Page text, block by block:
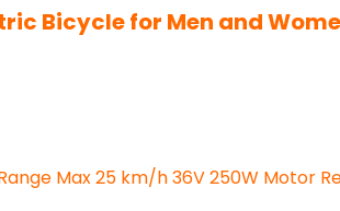
Bicycle for Men and